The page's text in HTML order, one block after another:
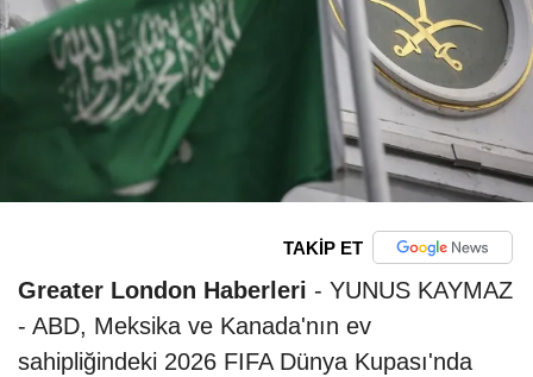
TAKİP ET
Greater London Haberleri - YUNUS KAYMAZ
- ABD, Meksika ve Kanada'nın ev
sahipliğindeki 2026 FIFA Dünya Kupası'nda